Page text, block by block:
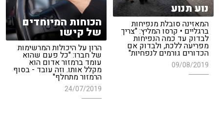
נוע תנוע
המאזינה סובלת מנפיחות
ברגליים • קרסו המליץ: "צריך
לבדוק עד כמה הנפיחות
מפריעה ללכת, ולבדוק אם
הכדורים גורמים לנפחיות"
09/08/2019
הכוחות המיוחדים
של קישו
הרון על היכולות המרשימות
של חברו: "כל פעם שהוא
עומד ברמזור אדום הוא
מקלל אותו. וזה עובד - בסוף
הרמזור מתחלף"
24/07/2019